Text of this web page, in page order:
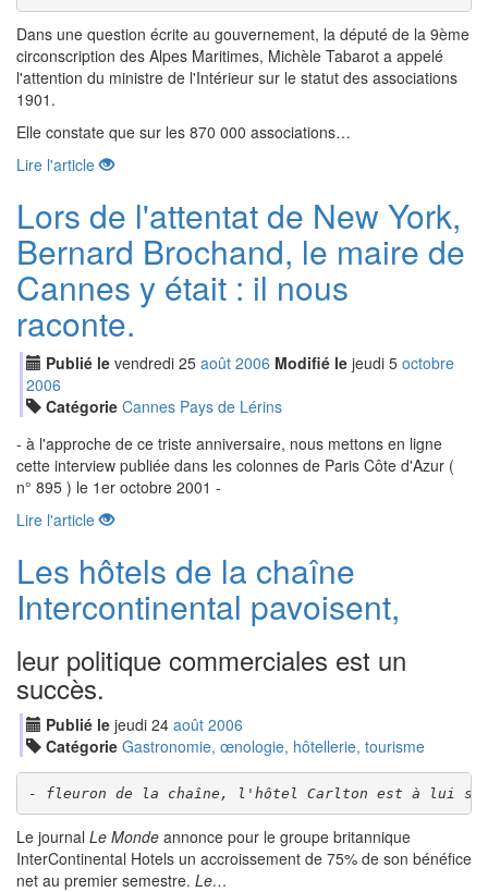
Dans une question écrite au gouvernement, la député de la 9ème
circonscription des Alpes Maritimes, Michèle Tabarot a appelé
l'attention du ministre de l'Intérieur sur le statut des associations
1901.
Elle constate que sur les 870 000 associations…
Lire l'article
Lors de l'attentat de New York,
Bernard Brochand, le maire de
Cannes y était : il nous
raconte.
Publié le vendredi 25 août 2006 Modifié le jeudi 5 octobre
2006
Catégorie Cannes Pays de Lérins
- à l'approche de ce triste anniversaire, nous mettons en ligne
cette interview publiée dans les colonnes de Paris Côte d'Azur (
n° 895 ) le 1er octobre 2001 -
Lire l'article
Les hôtels de la chaîne
Intercontinental pavoisent,
leur politique commerciales est un
succès.
Publié le jeudi 24 août 2006
Catégorie Gastronomie, œnologie, hôtellerie, tourisme
- fleuron de la chaîne, l'hôtel Carlton est à lui
Le journal Le Monde annonce pour le groupe britannique
InterContinental Hotels un accroissement de 75% de son bénéfice
net au premier semestre. Le…